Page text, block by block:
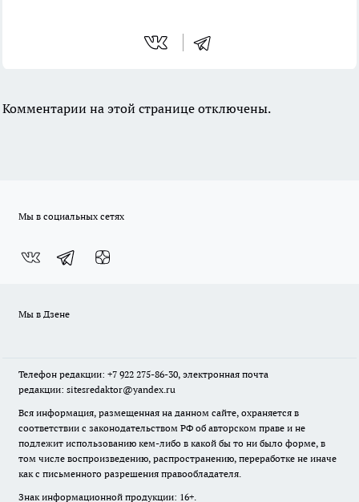
Комментарии на этой странице отключены.
Мы в социальных сетях
Мы в Дзене
Телефон редакции: +7 922 275-86-30, электронная почта
редакции: sitesredaktor@yandex.ru
Вся информация, размещенная на данном сайте, охраняется в
соответствии с законодательством РФ об авторском праве и не
подлежит использованию кем-либо в какой бы то ни было форме, в
том числе воспроизведению, распространению, переработке не иначе
как с письменного разрешения правообладателя.
Знак информационной продукции: 16+.